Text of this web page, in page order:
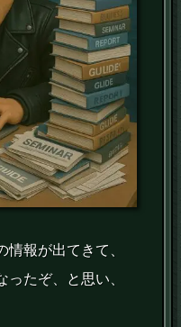
報が出てきて、
たぞ、と思い、